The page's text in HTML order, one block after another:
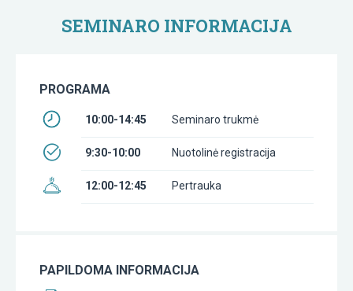
SEMINARO INFORMACIJA
PROGRAMA
10:00-14:45 Seminaro trukmė
9:30-10:00 Nuotolinė registracija
12:00-12:45 Pertrauka
PAPILDOMA INFORMACIJA